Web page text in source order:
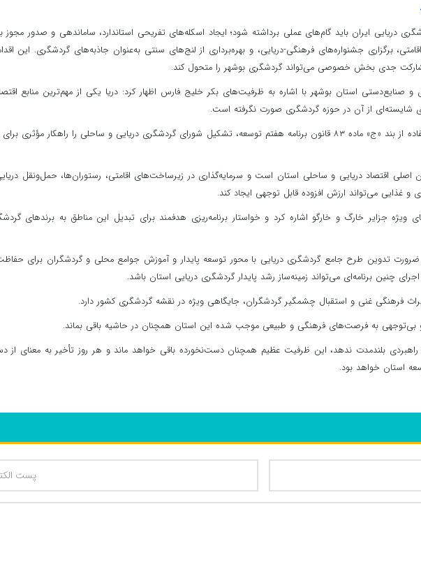
دریایی ایران باید گام‌های عملی برداشته شود؛ ایجاد اسکله‌های تفریحی استاندارد، ساماندهی و صدور مجوز
برگزاری جشنواره‌های فرهنگی-دریایی، و بهره‌برداری از لنج‌های سنتی به‌عنوان جاذبه‌های گردشگری. این
جدی بخش خصوصی می‌تواند گردشگری بوشهر را متحول کند.
و صنایع‌دستی استان بوشهر با اشاره به ظرفیت‌های بکر خلیج فارس اظهار کرد: دریا یکی از مهم‌ترین منابع
شایسته‌ای از آن در حوزه گردشگری صورت نگرفته است.
نصرالله ابراهیمی با تأکید بر استفاده از بند «ج» ماده ۸۳ قانون برنامه هفتم توسعه، تشکیل شورای گردشگری دریایی و ساحلی را راهکار مؤثری
اصلی اقتصاد دریایی و ساحلی استان است و سرمایه‌گذاری در زیرساخت‌های اقامتی، رستوران‌ها، حمل‌ونقل
و غذایی می‌تواند ارزش افزوده قابل توجهی ایجاد کند.
جزایر خارگ و خارگو اشاره کرد و خواستار برنامه‌ریزی هدفمند برای تبدیل این مناطق به برندهای
ضرورت تدوین طرح جامع گردشگری دریایی با محور توسعه پایدار و آموزش جوامع محلی و گردشگران برای
چنین برنامه‌ای می‌تواند زمینه‌ساز رشد پایدار گردشگری دریایی استان باشد.
فرهنگی غنی و استقبال چشمگیر گردشگران، جایگاهی ویژه در نقشه گردشگری کشور دارد.
بی‌توجهی به فرصت‌های فرهنگی و طبیعی موجب شده این استان همچنان در حاشیه باقی بماند.
بلندمدت ندهد، این ظرفیت عظیم همچنان دست‌نخورده باقی خواهد ماند و هر روز تأخیر به معنای از
استان خواهد بود.